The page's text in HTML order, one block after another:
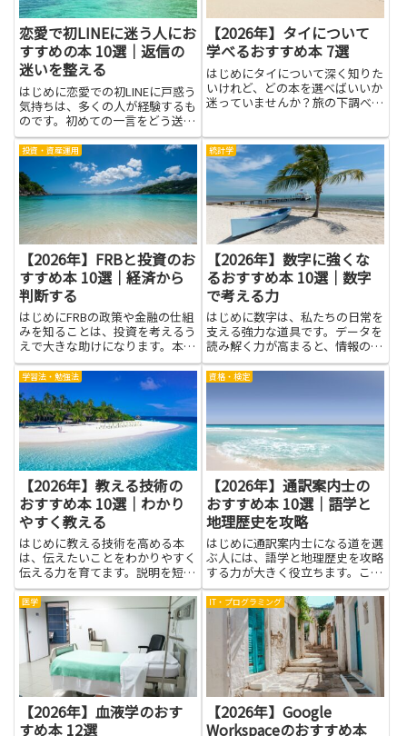
恋愛で初LINEに迷う人にお
すすめの本 10選｜返信の
迷いを整える
はじめに恋愛での初LINEに戸惑う
気持ちは、多くの人が経験するも
のです。初めての一言をどう送れ
ばいいか悩むと、返信の迷いが続
いて時間だけが過ぎてしまうこと
もあります。本稿で紹介する本を
読むことで、相手の立場を想像す
る力やメッセージの伝え方、...
【2026年】タイについて
学べるおすすめ本 7選
はじめにタイについて深く知りた
いけれど、どの本を選べばいいか
迷っていませんか？旅の下調べと
現地語の基礎を身につけたい人、
料理や写真で魅力を味わいたい人――
目的はさまざまです。書店や...
投資・資産運用
【2026年】FRBと投資のお
すすめ本 10選｜経済から
判断する
はじめにFRBの政策や金融の仕組
みを知ることは、投資を考えるう
えで大きな助けになります。本記
事で紹介する本を通じて学べば、
金利や金融政策がどのように市場
に影響するのか、どの情報に注目
すべきかがつかみやすくなりま
す。経済の基礎が身につくと、
ニ...
統計学
【2026年】数字に強くな
るおすすめ本 10選｜数字
で考える力
はじめに数字は、私たちの日常を
支える強力な道具です。データを
読み解く力が高まると、情報の真
偽を見分けやすくなり、買い物や
健康、仕事の判断が安定します。
果を見分ける力が養われ、複雑な
に...
学習法・勉強法
【2026年】教える技術の
おすすめ本 10選｜わかり
やすく教える
はじめに教える技術を高める本
は、伝えたいことをわかりやすく
伝える力を育てます。説明を短く
区切り、具体的な例を添える練習
は、授業だけでなく日常の会話に
も役立ちます。自分の言葉の力を
信じてもらえると、相手の考えを
引き出す準備にもつながります。
わ...
資格・検定
【2026年】通訳案内士の
おすすめ本 10選｜語学と
地理歴史を攻略
はじめに通訳案内士になる道を選
ぶ人には、語学と地理歴史を攻略
する力が大きく役立ちます。この
記事のテーマは、通訳案内士のお
すすめ本で、語学と地理歴史を攻
略するヒントが集まっています。
本を読むと、現場での説明力がぐ
っと高まり、観光客に伝わる案
医学
【2026年】血液学のおす
すめ本 12選
IT・プログラミング
【2026年】Google
Workspaceのおすすめ本